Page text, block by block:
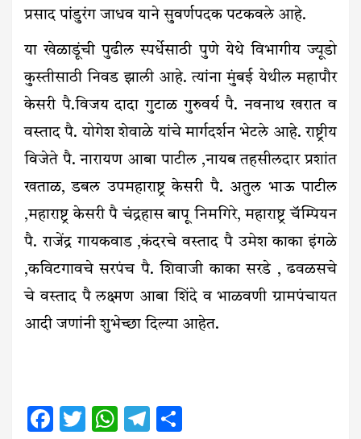
प्रसाद पांडुरंग जाधव याने सुवर्णपदक पटकवले आहे.
या खेळाडूंची पुढील स्पर्धेसाठी पुणे येथे विभागीय ज्यूडो
कुस्तीसाठी निवड झाली आहे. त्यांना मुंबई येथील महापौर
केसरी पै.विजय दादा गुटाळ गुरुवर्य पै. नवनाथ खरात व
वस्ताद पै. योगेश शेवाळे यांचे मार्गदर्शन भेटले आहे. राष्ट्रीय
विजेते पै. नारायण आबा पाटील ,नायब तहसीलदार प्रशांत
खताळ, डबल उपमहाराष्ट्र केसरी पै. अतुल भाऊ पाटील
,महाराष्ट्र केसरी पै चंद्रहास बापू निमगिरे, महाराष्ट्र चॅम्पियन
पै. राजेंद्र गायकवाड ,कंदरचे वस्ताद पै उमेश काका इंगळे
,कविटगावचे सरपंच पै. शिवाजी काका सरडे , ढवळसचे
चे वस्ताद पै लक्ष्मण आबा शिंदे व भाळवणी ग्रामपंचायत
आदी जणांनी शुभेच्छा दिल्या आहेत.
Facebook
Twitter
WhatsApp
Telegram